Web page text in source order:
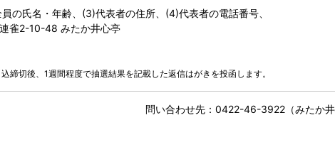
氏名・年齢、(3)代表者の住所、(4)代表者の電話番号、
雀2-10-48 みたか井心亭
切後、1週間程度で抽選結果を記載した返信はがきを投函します。
問い合わせ先：0422-46-3922（みたか井